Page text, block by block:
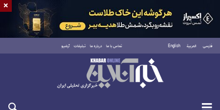
فارسی العربية English تماس با ما درباره ما تبلیغات آرشیو
شنبه ۱۷ مرداد ۱۴۰۵
×